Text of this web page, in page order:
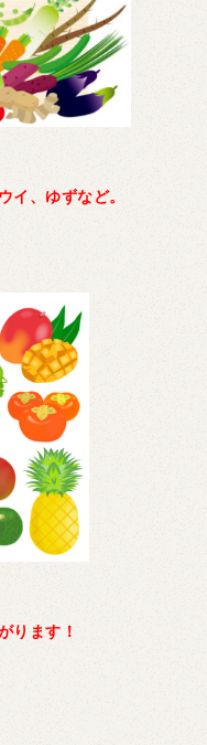
イ、ゆずなど。
ります！